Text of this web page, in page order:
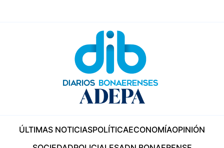
ÚLTIMAS NOTICIASPOLÍTICAECONOMÍAOPINIÓN